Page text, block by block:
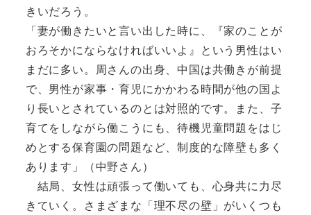
きいだろう。
「妻が働きたいと言い出した時に、『家のことが
おろそかにならなければいいよ』という男性はい
まだに多い。周さんの出身、中国は共働きが前提
で、男性が家事・育児にかかわる時間が他の国よ
り長いとされているのとは対照的です。また、子
育てをしながら働こうにも、待機児童問題をはじ
めとする保育園の問題など、制度的な障壁も多く
あります」（中野さん）
結局、女性は頑張って働いても、心身共に力尽
きていく。さまざまな「理不尽の壁」がいくつも